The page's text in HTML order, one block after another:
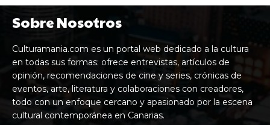
Sobre Nosotros
Culturamania.com es un portal web dedicado a la cultura
en todas sus formas: ofrece entrevistas, artículos de
opinión, recomendaciones de cine y series, crónicas de
eventos, arte, literatura y colaboraciones con creadores,
todo con un enfoque cercano y apasionado por la escena
cultural contemporánea en Canarias.